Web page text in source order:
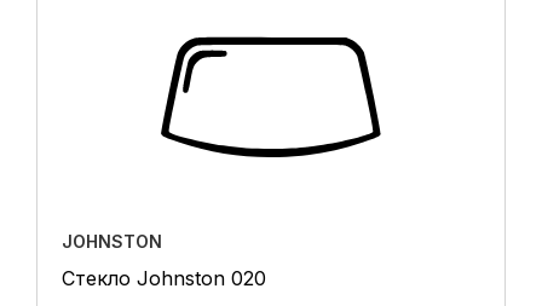
JOHNSTON
Стекло Johnston 020